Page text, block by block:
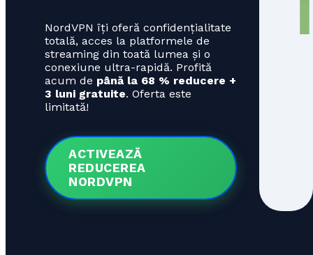
NordVPN îți oferă confidențialitate
totală, acces la platformele de
streaming din toată lumea și o
conexiune ultra-rapidă. Profită
acum de până la 68 % reducere +
3 luni gratuite. Oferta este
limitată!
ACTIVEAZĂ
REDUCEREA
NORDVPN